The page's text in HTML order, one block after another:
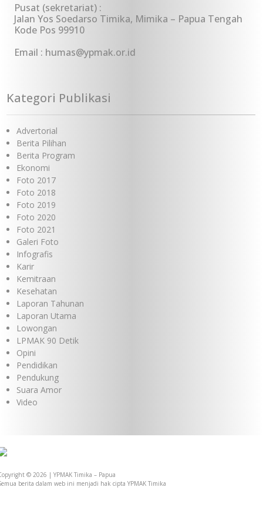
Pusat (sekretariat) :
Jalan Yos Soedarso Timika, Mimika – Papua Tengah
Kode Pos 99910
Email : humas@ypmak.or.id
Kategori Publikasi
Advertorial
Berita Pilihan
Berita Program
Ekonomi
Foto 2017
Foto 2018
Foto 2019
Foto 2020
Foto 2021
Galeri Foto
Infografis
Karir
Kemitraan
Kesehatan
Laporan Tahunan
Laporan Utama
Lowongan
LPMAK 90 Detik
Opini
Pendidikan
Pendukung
Suara Amor
Video
© 2026 | YPMAK Timika – Papua
berita dalam web ini menjadi hak cipta YPMAK Timika